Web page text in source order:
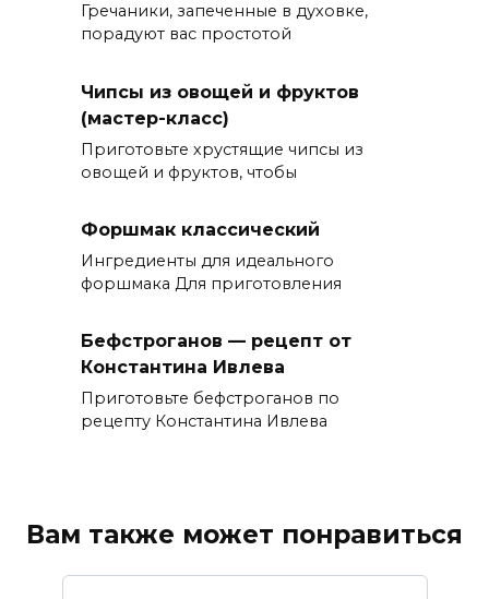
Гречаники, запеченные в духовке,
порадуют вас простотой
Чипсы из овощей и фруктов
(мастер-класс)
Приготовьте хрустящие чипсы из
овощей и фруктов, чтобы
Форшмак классический
Ингредиенты для идеального
форшмака Для приготовления
Бефстроганов — рецепт от
Константина Ивлева
Приготовьте бефстроганов по
рецепту Константина Ивлева
Вам также может понравиться